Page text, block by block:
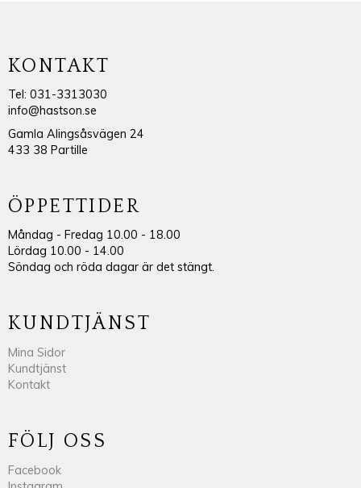
KONTAKT
Tel: 031-3313030
info@hastson.se
Gamla Alingsåsvägen 24
433 38 Partille
ÖPPETTIDER
Måndag - Fredag 10.00 - 18.00
Lördag 10.00 - 14.00
Söndag och röda dagar är det stängt.
KUNDTJÄNST
Mina Sidor
Kundtjänst
Kontakt
FÖLJ OSS
Facebook